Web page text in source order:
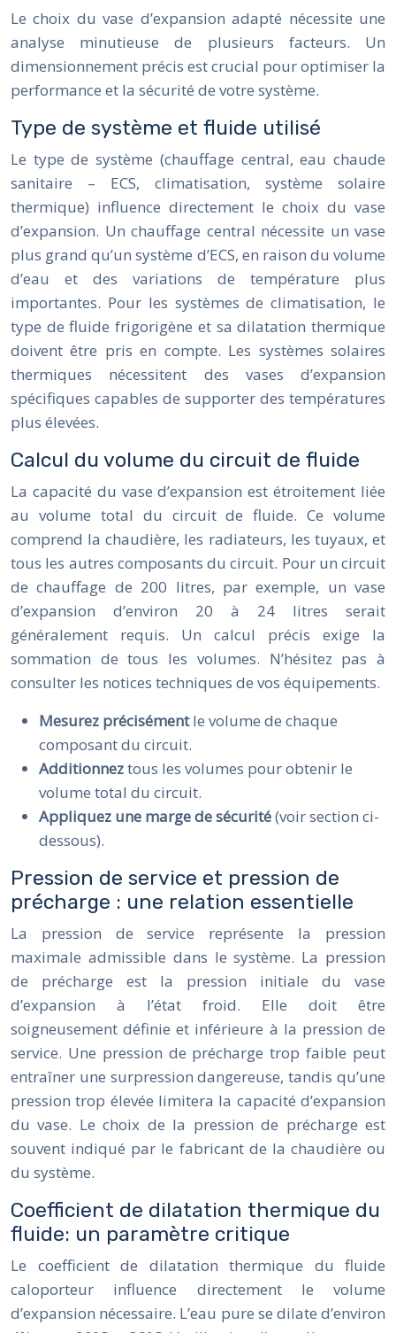
Le choix du vase d’expansion adapté nécessite une
analyse minutieuse de plusieurs facteurs. Un
dimensionnement précis est crucial pour optimiser la
performance et la sécurité de votre système.
Type de système et fluide utilisé
Le type de système (chauffage central, eau chaude
sanitaire – ECS, climatisation, système solaire
thermique) influence directement le choix du vase
d’expansion. Un chauffage central nécessite un vase
plus grand qu’un système d’ECS, en raison du volume
d’eau et des variations de température plus
importantes. Pour les systèmes de climatisation, le
type de fluide frigorigène et sa dilatation thermique
doivent être pris en compte. Les systèmes solaires
thermiques nécessitent des vases d’expansion
spécifiques capables de supporter des températures
plus élevées.
Calcul du volume du circuit de fluide
La capacité du vase d’expansion est étroitement liée
au volume total du circuit de fluide. Ce volume
comprend la chaudière, les radiateurs, les tuyaux, et
tous les autres composants du circuit. Pour un circuit
de chauffage de 200 litres, par exemple, un vase
d’expansion d’environ 20 à 24 litres serait
généralement requis. Un calcul précis exige la
sommation de tous les volumes. N’hésitez pas à
consulter les notices techniques de vos équipements.
Mesurez précisémentle volume de chaque
composant du circuit.
Additionneztous les volumes pour obtenir le
volume total du circuit.
Appliquez une marge de sécurité(voir section ci-
dessous).
Pression de service et pression de
précharge : une relation essentielle
La pression de service représente la pression
maximale admissible dans le système. La pression
de précharge est la pression initiale du vase
d’expansion à l’état froid. Elle doit être
soigneusement définie et inférieure à la pression de
service. Une pression de précharge trop faible peut
entraîner une surpression dangereuse, tandis qu’une
pression trop élevée limitera la capacité d’expansion
du vase. Le choix de la pression de précharge est
souvent indiqué par le fabricant de la chaudière ou
du système.
Coefficient de dilatation thermique du
fluide: un paramètre critique
Le coefficient de dilatation thermique du fluide
caloporteur influence directement le volume
d’expansion nécessaire. L’eau pure se dilate d’environ